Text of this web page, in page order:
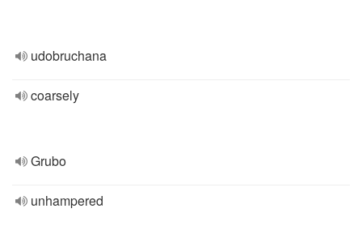
udobruchana
coarsely
Grubo
unhampered